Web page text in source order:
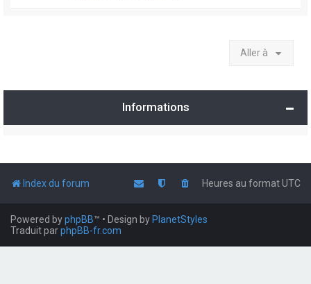
Aller à
Informations
Index du forum Heures au formatUTC
Powered byphpBB™ • Design by PlanetStyles
Traduit parphpBB-fr.com